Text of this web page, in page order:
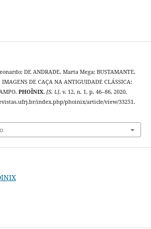
DE ANDRADE, Marta Mega; BUSTAMANTE,
DE CAÇA NA ANTIGUIDADE CLÁSSICA:
PHOÎNIX, [S. l.], v. 12, n. 1, p. 46–86, 2020.
index.php/phoinix/article/view/33251.